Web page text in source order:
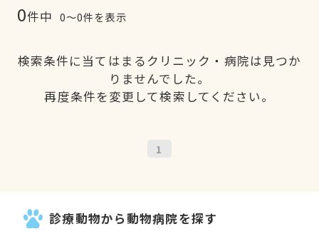
0件中 0〜0件を表示
検索条件に当てはまるクリニック・病院は見つか
りませんでした。
再度条件を変更して検索してください。
1
診療動物から動物病院を探す